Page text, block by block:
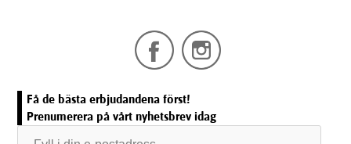
Få de bästa erbjudandena först!
Prenumerera på vårt nyhetsbrev idag